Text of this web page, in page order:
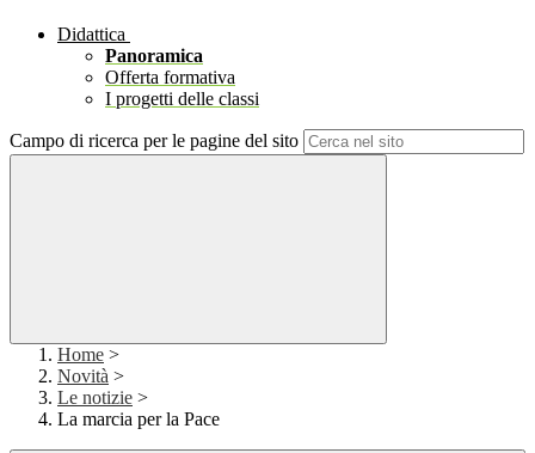
Didattica
Panoramica
Offerta formativa
I progetti delle classi
Campo di ricerca per le pagine del sito
Home >
Novità >
Le notizie >
La marcia per la Pace